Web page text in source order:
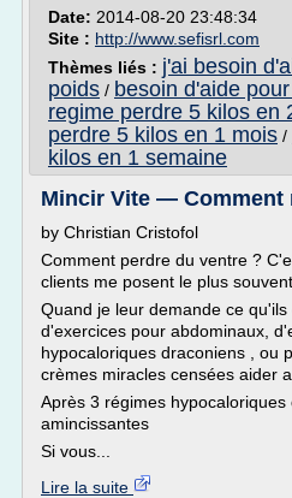
Date: 2014-08-20 23:48:34
Site : http://www.sefisrl.com
Thèmes liés : j'ai besoin
poids / besoin d'aide
regime perdre 5 kilos en
perdre 5 kilos en 1 mois /
kilos en 1 semaine
Mincir Vite — Comment
by Christian Cristofol
Comment perdre du ventre ?
clients me posent le plus souvent.
Quand je leur demande ce
d'exercices pour abdominaux,
hypocaloriques draconiens , ou
crèmes miracles censées aider a
Après 3 régimes hypocaloriques
amincissantes
Si vous...
Lire la suite